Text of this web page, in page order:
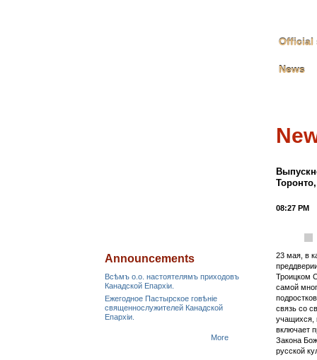
Official
News
08:27 PM
23 мая, в
Троицком
самой
связь со
учащихся,
включает
Закона
русской
Announcements
Всѣмъ о.о. настоятелямъ приходовъ
Канадской Епархiи.
Ежегодное Пастырское говѣніе
священнослужителей Канадской
Епархіи.
More